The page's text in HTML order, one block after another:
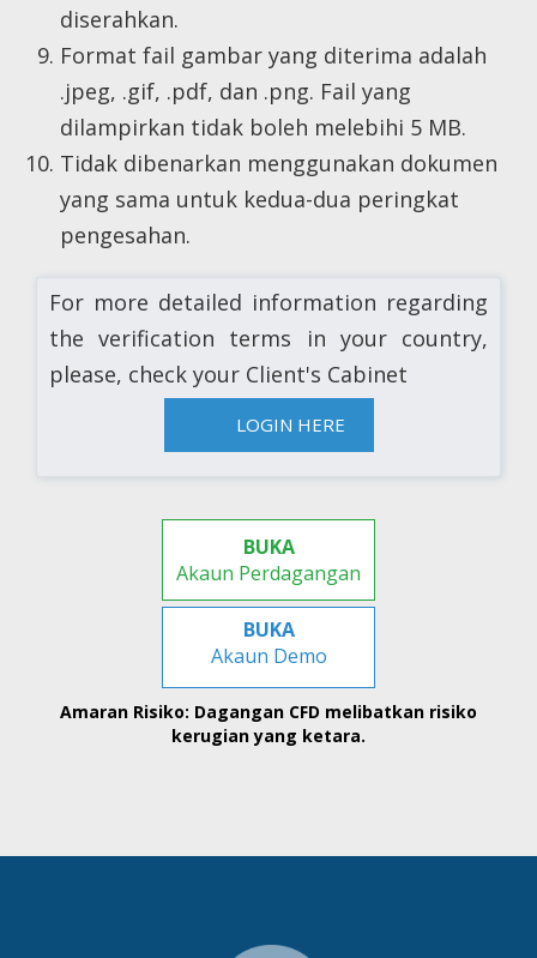
diserahkan.
Format fail gambar yang diterima adalah
.jpeg, .gif, .pdf, dan .png. Fail yang
dilampirkan tidak boleh melebihi 5 MB.
Tidak dibenarkan menggunakan dokumen
yang sama untuk kedua-dua peringkat
pengesahan.
For more detailed information regarding
the verification terms in your country,
please, check your Client's Cabinet
LOGIN HERE
BUKA
Akaun Perdagangan
BUKA
Akaun Demo
Amaran Risiko: Dagangan CFD melibatkan risiko
kerugian yang ketara.